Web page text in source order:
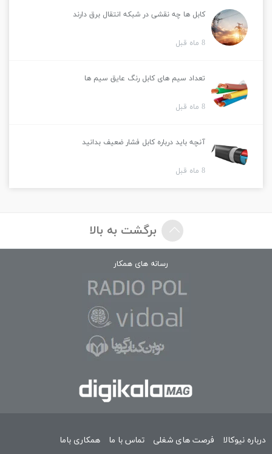
کابل ها چه نقشی در شبکه انتقال برق دارند
8 ماه قبل
تعداد سیم های کابل رنگ عایق سیم ها
8 ماه قبل
آنچه باید درباره کابل فشار ضعیف بدانید
8 ماه قبل
برگشت به بالا
رسانه های همکار
درباره نیوکالا فرصت های شغلی تماس با ما همکاری باما